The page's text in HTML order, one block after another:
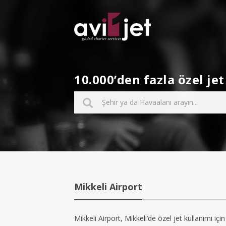
10.000’den fazla özel
Mikkeli Airport
Mikkeli Airport, Mikkeli’de özel jet kullanımı